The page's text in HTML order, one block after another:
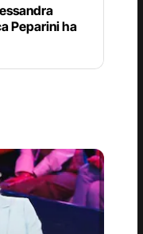
Peparini ha